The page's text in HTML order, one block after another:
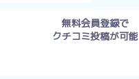
無料会員登録で
クチコミ投稿が可能